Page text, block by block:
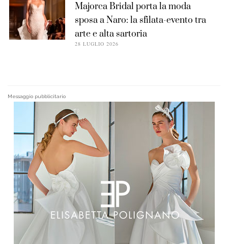
Majorca Bridal porta la moda
sposa a Naro: la sfilata-evento tra
arte e alta sartoria
28 LUGLIO 2026
Messaggio pubblicitario